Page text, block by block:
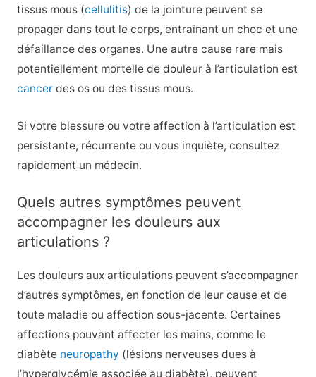
tissus mous (cellulitis) de la jointure peuvent se
propager dans tout le corps, entraînant un choc et une
défaillance des organes. Une autre cause rare mais
potentiellement mortelle de douleur à l’articulation est
cancerdes os ou des tissus mous.
Si votre blessure ou votre affection à l’articulation est
persistante, récurrente ou vous inquiète, consultez
rapidement un médecin.
Quels autres symptômes peuvent
accompagner les douleurs aux
articulations ?
Les douleurs aux articulations peuvent s’accompagner
d’autres symptômes, en fonction de leur cause et de
toute maladie ou affection sous-jacente. Certaines
affections pouvant affecter les mains, comme le
diabète neuropathy (lésions nerveuses dues à
l’hyperglycémie associée au diabète), peuvent